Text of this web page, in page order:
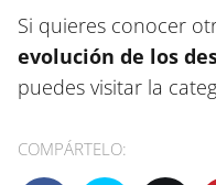
Si quieres conocer
evolución de los
puedes visitar la
COMPÁRTELO: